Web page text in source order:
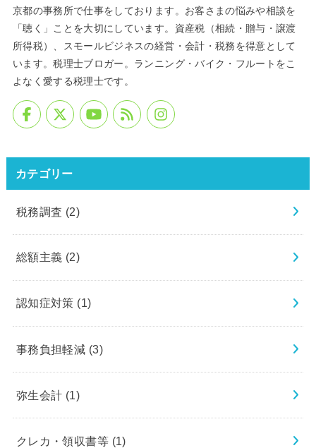
京都の事務所で仕事をしております。お客さまの悩みや相談を
「聴く」ことを大切にしています。資産税（相続・贈与・譲渡
所得税）、スモールビジネスの経営・会計・税務を得意として
います。税理士ブロガー。ランニング・バイク・フルートをこ
よなく愛する税理士です。
カテゴリー
税務調査 (2)
総額主義 (2)
認知症対策 (1)
事務負担軽減 (3)
弥生会計 (1)
クレカ・領収書等 (1)